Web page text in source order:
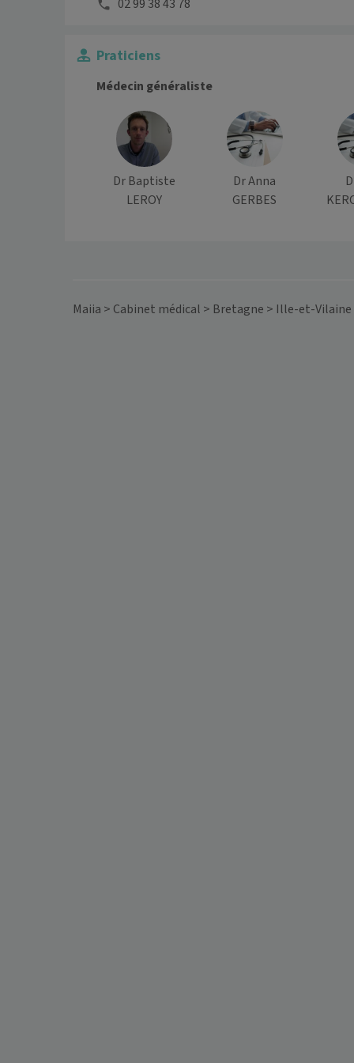
02 99 38 43 78
Praticiens
Médecin généraliste
Dr Baptiste
LEROY
Dr Anna
GERBES
Maiia > Cabinet médical > Bretagne > Ille-et-Vilaine